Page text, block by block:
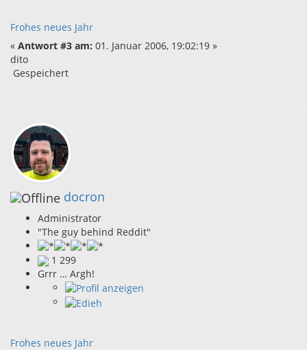
Frohes neues Jahr
« Antwort #3 am: 01. Januar 2006, 19:02:19 »
dito
Gespeichert
docron
Administrator
"The guy behind Reddit"
1 299
Grrr … Argh!
Frohes neues Jahr